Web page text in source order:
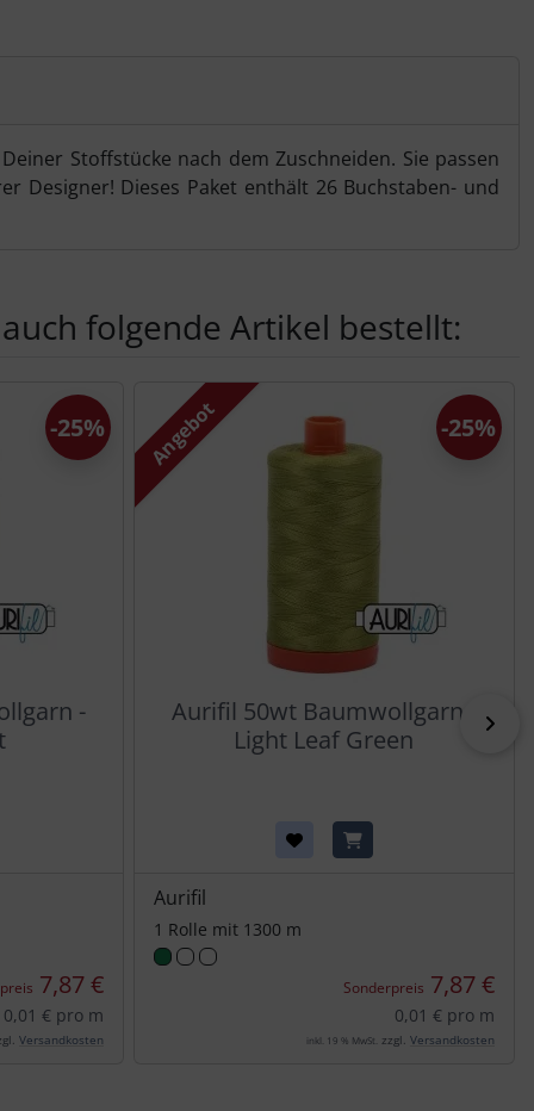
Stoffstücke nach dem Zuschneiden. Sie passen
Designer! Dieses Paket enthält 26 Buchstaben- und
folgende Artikel bestellt:
Artikeln.
-
7,87 €
-25%
0,01 € pro m
Versandkosten
Angebot
Aurifil 50wt Baumwollgarn -
Light Leaf Green
Aurifil
1 Rolle mit 1300 m
Sonderpreis 7,87 €
-25%
0,01 € pro m
inkl. 19 % MwSt. zzgl. Versandkosten